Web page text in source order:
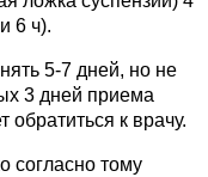
6 ч).
5-7 дней, но не
3 дней приема
обратиться к врачу.
согласно тому